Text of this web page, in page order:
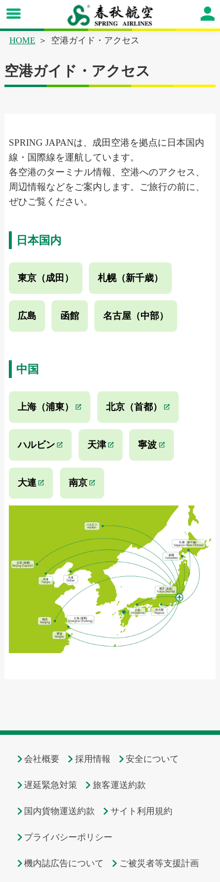
HOME 空港ガイド・アクセス
空港ガイド・アクセス
SPRING JAPANは、成田空港を拠点に日本国内
線・国際線を運航しています。
各空港のターミナル情報、空港へのアクセス、
周辺情報などをご案内します。ご旅行の前に、
ぜひご覧ください。
日本国内
東京（成田） 札幌（新千歳）
広島 函館 名古屋（中部）
中国
上海（浦東） 北京（首都）
ハルビン 天津 寧波
大連 南京
会社概要 採用情報 安全について
遅延緊急対策 旅客運送約款
国内貨物運送約款 サイト利用規約
プライバシーポリシー
機内誌広告について ご被災者等支援計画